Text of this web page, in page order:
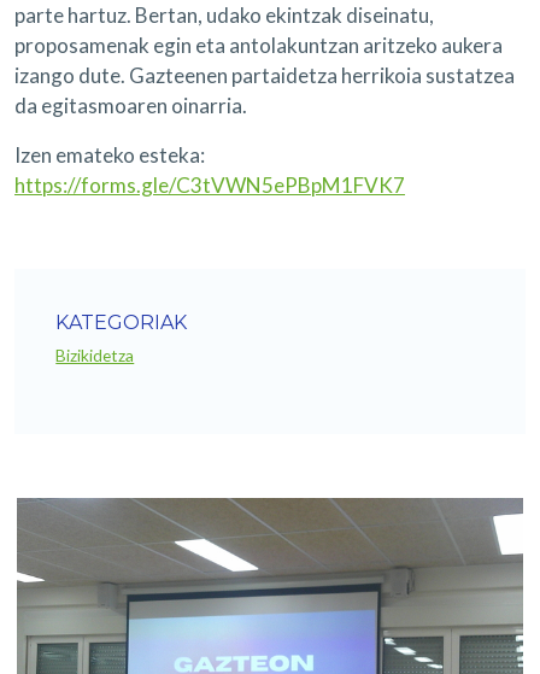
parte hartuz. Bertan, udako ekintzak diseinatu,
proposamenak egin eta antolakuntzan aritzeko aukera
izango dute. Gazteenen partaidetza herrikoia sustatzea
da egitasmoaren oinarria.
Izen emateko esteka:
https://forms.gle/C3tVWN5ePBpM1FVK7
KATEGORIAK
Bizikidetza